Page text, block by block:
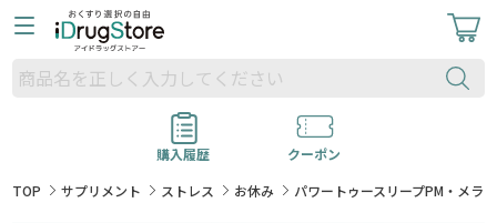
購入履歴
クーポン
TOP
サプリメント ストレス お休み パワートゥースリープPM・メ